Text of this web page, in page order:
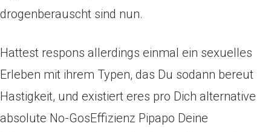
drogenberauscht sind nun.
Hattest respons allerdings einmal ein sexuelles
Erleben mit ihrem Typen, das Du sodann bereut
Hastigkeit, und existiert eres pro Dich alternative
absolute No-GosEffizienz Pipapo Deine